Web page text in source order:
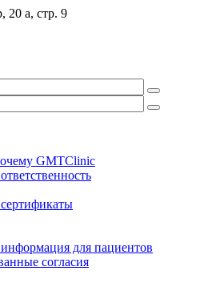
20 а, стр. 9
GMTClinic
для пациентов
согласия